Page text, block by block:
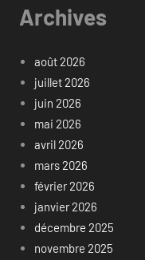
Archives
août 2026
juillet 2026
juin 2026
mai 2026
avril 2026
mars 2026
février 2026
janvier 2026
décembre 2025
novembre 2025